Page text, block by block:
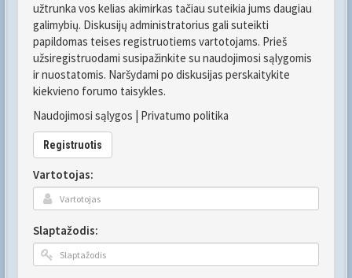
užtrunka vos kelias akimirkas tačiau suteikia jums daugiau
galimybių. Diskusijų administratorius gali suteikti
papildomas teises registruotiems vartotojams. Prieš
užsiregistruodami susipažinkite su naudojimosi sąlygomis
ir nuostatomis. Naršydami po diskusijas perskaitykite
kiekvieno forumo taisykles.
Naudojimosi sąlygos | Privatumo politika
Registruotis
Vartotojas:
Slaptažodis: